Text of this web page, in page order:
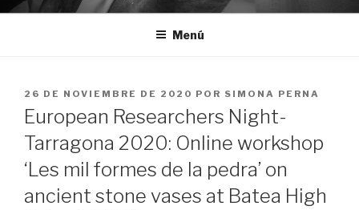
Menú
PUBLICADO
EL
26 DE NOVIEMBRE DE 2020 POR SIMONA PERNA
European Researchers Night-
Tarragona 2020: Online workshop
‘Les mil formes de la pedra’ on
ancient stone vases at Batea High